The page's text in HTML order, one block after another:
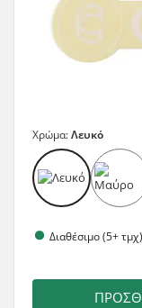
Χρώμα:Λευκό
Διαθέσιμο (5+ τμχ)